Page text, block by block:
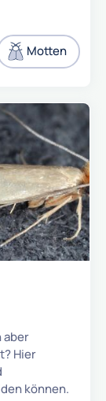
Motten
aber
Hier
können.